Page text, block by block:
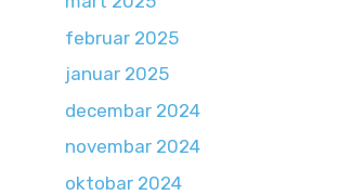
februar 2025
januar 2025
decembar 2024
novembar 2024
oktobar 2024